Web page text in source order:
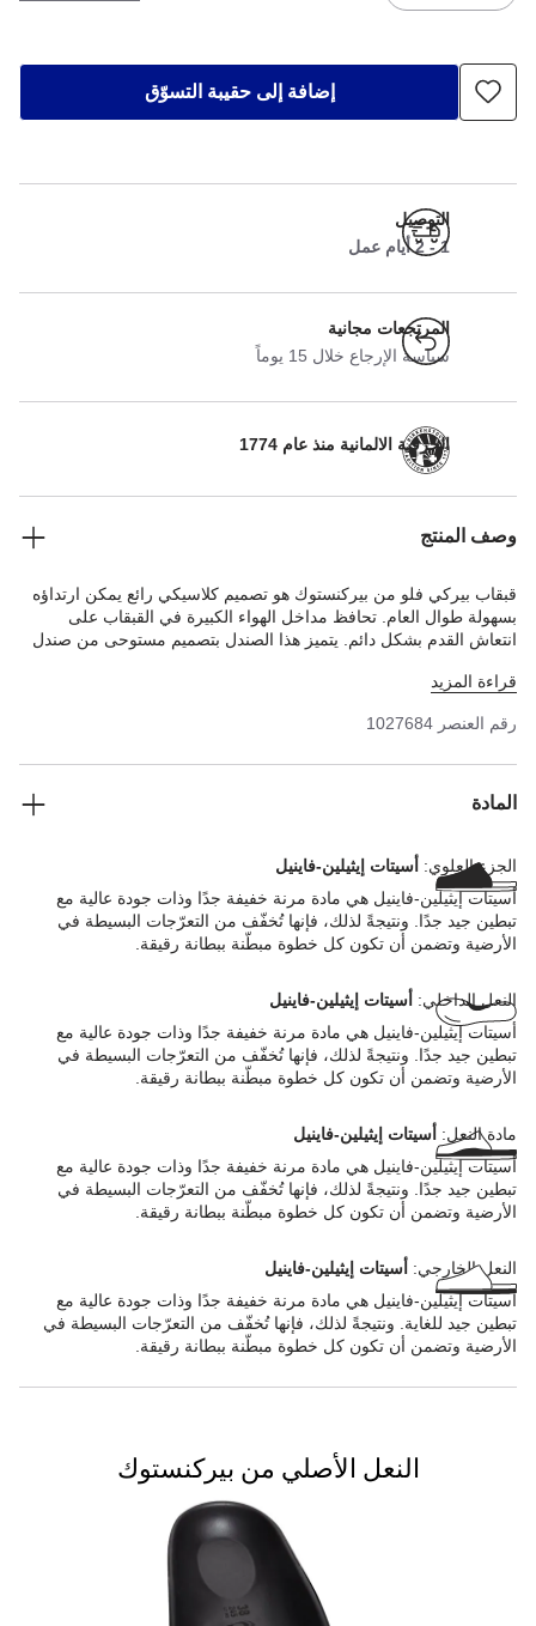
إضافة إلى حقيبة التسوّق
التوصيل
1 - 2 أيام عمل
المرتجعات مجانية
سياسة الإرجاع خلال 15 يوماً
الحرفية الالمانية منذ عام 1774
وصف المنتج
قبقاب بيركي فلو من بيركنستوك هو تصميم كلاسيكي رائع يمكن ارتداؤه
بسهولة طوال العام. تحافظ مداخل الهواء الكبيرة في القبقاب على
انتعاش القدم بشكل دائم. يتميز هذا الصندل بتصميم مستوحى من صندل
الخفة والمرونة. تتميز مادة أسيتات إيثيلين-فاينيل بالجودة العالية وأنها
تجمع بين العديد من السمات الإيجابية: فهي أنيقة للغاية وخفيفة، ومرنة
قراءة المزيد
رقم العنصر 1027684
المادة
الجزء العلوي: أسيتات إيثيلين-فاينيل
أسيتات إيثيلين-فاينيل هي مادة مرنة خفيفة جدًا وذات جودة عالية مع
تبطين جيد جدًا. ونتيجةً لذلك، فإنها تُخفّف من التعرّجات البسيطة في
الأرضية وتضمن أن تكون كل خطوة مبطّنة ببطانة رقيقة.
النعل الداخلي: أسيتات إيثيلين-فاينيل
أسيتات إيثيلين-فاينيل هي مادة مرنة خفيفة جدًا وذات جودة عالية مع
تبطين جيد جدًا. ونتيجةً لذلك، فإنها تُخفّف من التعرّجات البسيطة في
الأرضية وتضمن أن تكون كل خطوة مبطّنة ببطانة رقيقة.
مادة النعل: أسيتات إيثيلين-فاينيل
أسيتات إيثيلين-فاينيل هي مادة مرنة خفيفة جدًا وذات جودة عالية مع
تبطين جيد جدًا. ونتيجةً لذلك، فإنها تُخفّف من التعرّجات البسيطة في
الأرضية وتضمن أن تكون كل خطوة مبطّنة ببطانة رقيقة.
النعل الخارجي: أسيتات إيثيلين-فاينيل
أسيتات إيثيلين-فاينيل هي مادة مرنة خفيفة جدًا وذات جودة عالية مع
تبطين جيد للغاية. ونتيجةً لذلك، فإنها تُخفّف من التعرّجات البسيطة في
الأرضية وتضمن أن تكون كل خطوة مبطّنة ببطانة رقيقة.
النعل الأصلي من بيركنستوك